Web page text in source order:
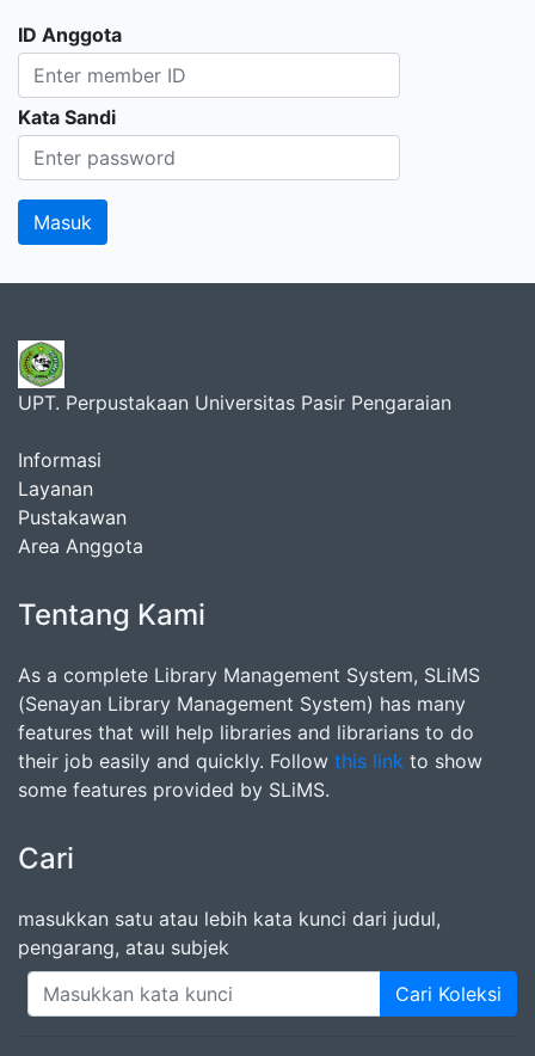
ID Anggota
Kata Sandi
UPT. Perpustakaan Universitas Pasir Pengaraian
Informasi
Layanan
Pustakawan
Area Anggota
Tentang Kami
As a complete Library Management System, SLiMS
(Senayan Library Management System) has many
features that will help libraries and librarians to do
their job easily and quickly. Follow this link to show
some features provided by SLiMS.
Cari
masukkan satu atau lebih kata kunci dari judul,
pengarang, atau subjek
Cari Koleksi